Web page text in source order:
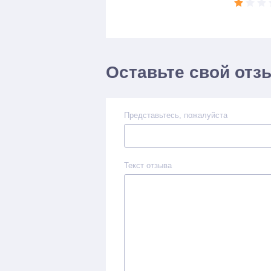
Оставьте свой
Представьтесь, пожалуйста
Текст отзыва